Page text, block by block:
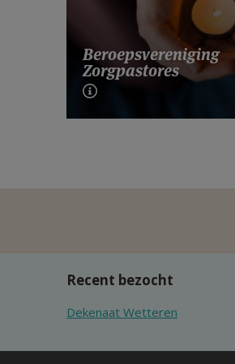
Beroepsvereniging
Zorgpastores
Recent bezocht
Dekenaat Wetteren